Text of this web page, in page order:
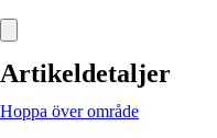
Artikeldetaljer
Hoppa över område